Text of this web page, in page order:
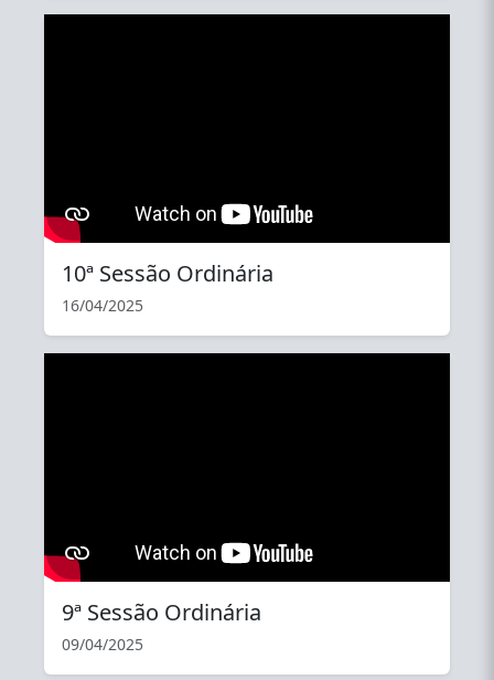
10ª Sessão Ordinária
16/04/2025
9ª Sessão Ordinária
09/04/2025